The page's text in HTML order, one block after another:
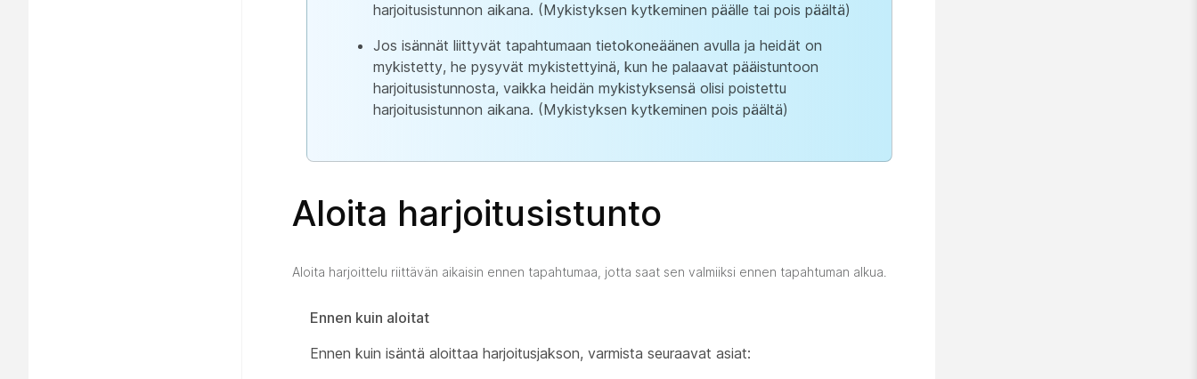
harjoitusistunnon aikana. (Mykistyksen kytkeminen päälle tai pois päältä)
Jos isännät liittyvät tapahtumaan tietokoneäänen avulla ja heidät on
mykistetty, he pysyvät mykistettyinä, kun he palaavat pääistuntoon
harjoitusistunnosta, vaikka heidän mykistyksensä olisi poistettu
harjoitusistunnon aikana. (Mykistyksen kytkeminen pois päältä)
Aloita harjoitusistunto
Aloita harjoittelu riittävän aikaisin ennen tapahtumaa, jotta saat sen valmiiksi ennen tapahtuman alkua.
Ennen kuin aloitat
Ennen kuin isäntä aloittaa harjoitusjakson, varmista seuraavat asiat: